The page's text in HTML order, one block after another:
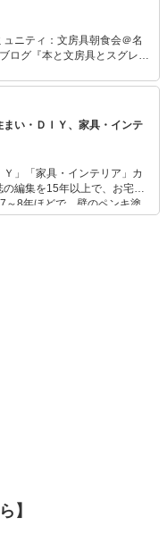
ニティ：文房具朝食会＠名
テーターを務める日本でも
心に文房具をベースにした
知県岡崎市に在
い・ＤＩＹ、家具・インテ
Ｙ」「家具・インテリア」カ
編集を15年以上で、お宅訪
～8年ほどで、壁のペンキ塗
ンジ済み。初心者でもモノ
】